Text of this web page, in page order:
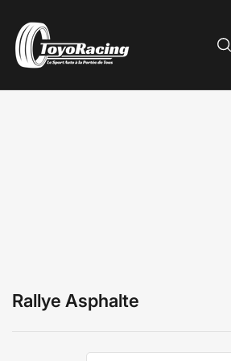
Rallye Asphalte